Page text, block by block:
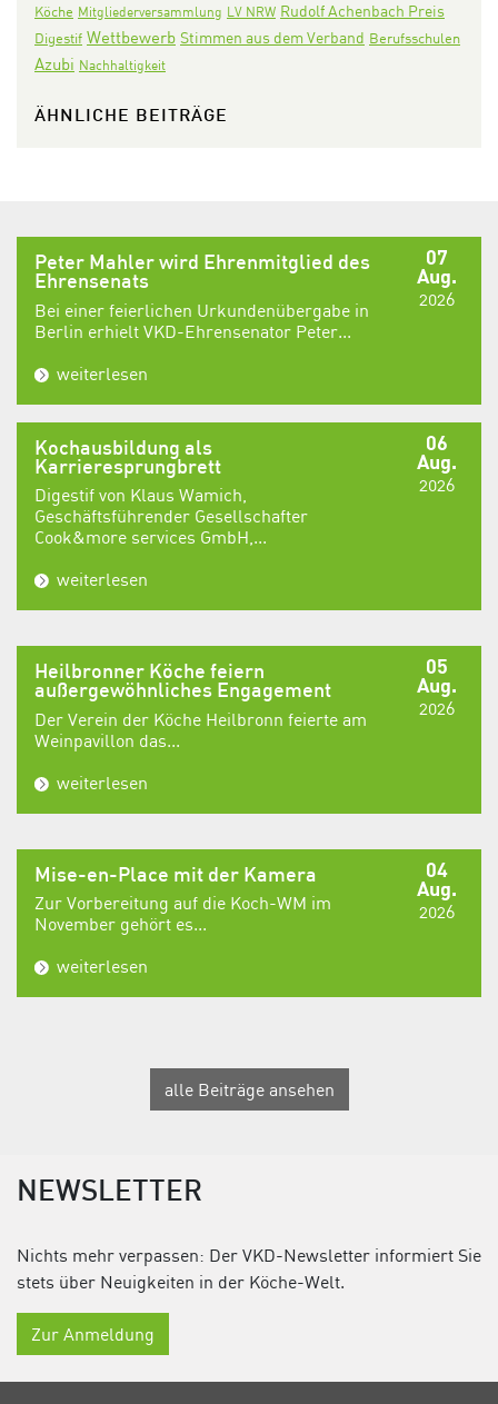
Köche Mitgliederversammlung LV NRW Rudolf Achenbach Preis
Digestif Wettbewerb Stimmen aus dem Verband Berufsschulen
Azubi Nachhaltigkeit
ÄHNLICHE BEITRÄGE
07
Aug.
2026
Peter Mahler wird Ehrenmitglied des
Ehrensenats
Bei einer feierlichen Urkundenübergabe in
Berlin erhielt VKD-Ehrensenator Peter...
weiterlesen
06
Aug.
2026
Kochausbildung als
Karrieresprungbrett
Digestif von Klaus Wamich,
Geschäftsführender Gesellschafter
Cook&more services GmbH,...
weiterlesen
05
Aug.
2026
Heilbronner Köche feiern
außergewöhnliches Engagement
Der Verein der Köche Heilbronn feierte am
Weinpavillon das...
weiterlesen
04
Aug.
2026
Mise-en-Place mit der Kamera
Zur Vorbereitung auf die Koch-WM im
November gehört es...
weiterlesen
alle Beiträge ansehen
NEWSLETTER
Nichts mehr verpassen: Der VKD-Newsletter informiert Sie
stets über Neuigkeiten in der Köche-Welt.
Zur Anmeldung